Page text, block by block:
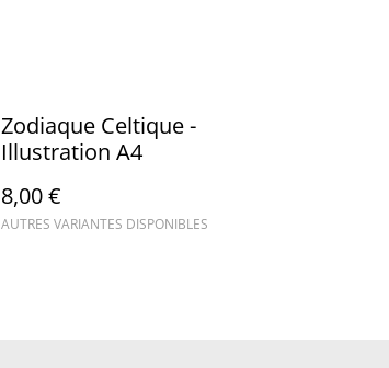
Zodiaque Celtique -
Illustration A4
8,00 €
AUTRES VARIANTES DISPONIBLES